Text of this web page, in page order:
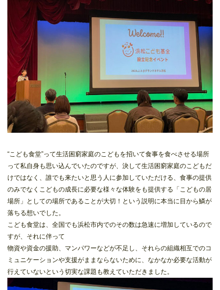
“こども食堂”って生活困窮家庭のこどもを招いて食事を食べさせる場所
って私自身も思い込んでいたのですが、決して生活困窮家庭のこどもだ
けではなく、誰でも来たいと思う人に参加していただける、食事の提供
のみでなくこどもの成長に必要な様々な体験をも提供する「こどもの居
場所」としての場所であることが大切！という説明に本当に目から鱗が
落ちる想いでした。
こども食堂は、全国でも浜松市内でのその数は急速に増加しているので
すが、それに伴って
物資や資金の援助、マンパワーなどが不足し、それらの組織相互でのコ
ミュニケーションや支援がままならないために、なかなか必要な活動が
行えていないという切実な課題も教えていただきました。